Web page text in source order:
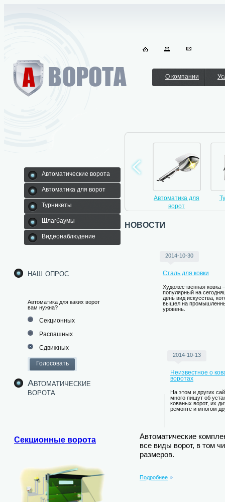
О компании
Автоматические ворота
Автоматика для ворот
Турникеты
Шлагбаумы
Видеонаблюдение
наш опрос
Автоматика для каких ворот
вам нужна?
Секционных
Распашных
Сдвижных
Автоматические
ворота
Секционные ворота
Шлагбаумы
Автоматические
Автоматика для
ворот
новости
2014-10-30
Сталь для ковки
Художественная ковка
популярный на
день вид искусства,
вышел на
уровень.
2014-10-13
Неизвестное о
воротах
На этом и других
много пишут об
кованых ворот, их
ремонте и многом
Автоматические
все виды ворот, в том
размеров.
Подробнее